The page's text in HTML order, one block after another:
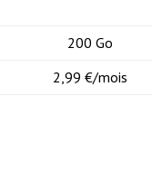
200 Go
2,99 €/mois